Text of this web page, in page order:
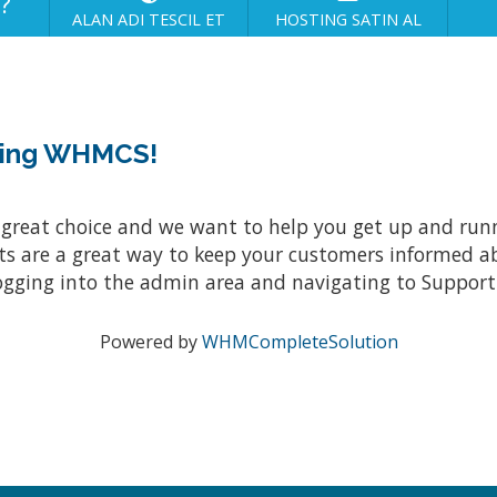
ALAN ADI TESCIL ET HOSTING SATIN AL
WHMCS!
great choice and we want to help you get up and
are a great way to keep your customers informed
into the admin area and navigating to
Powered byWHMCompleteSolution